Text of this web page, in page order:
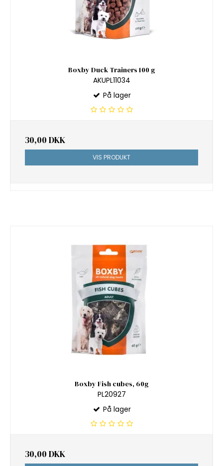
Boxby Duck Trainers 100 g
AKUPL11034
På lager
30,00 DKK
VIS PRODUKT
Boxby Fish cubes, 60g
PL20927
På lager
30,00 DKK